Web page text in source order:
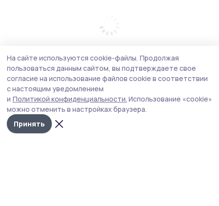
На сайте используются cookie-файлы. Продолжая
пользоваться данным сайтом, вы подтверждаете свое
согласие на использование файлов cookie в соответствии
с настоящим уведомлением
и Политикой конфиденциальности. Использование «cookie»
можно отменить в настройках браузера.
Принять